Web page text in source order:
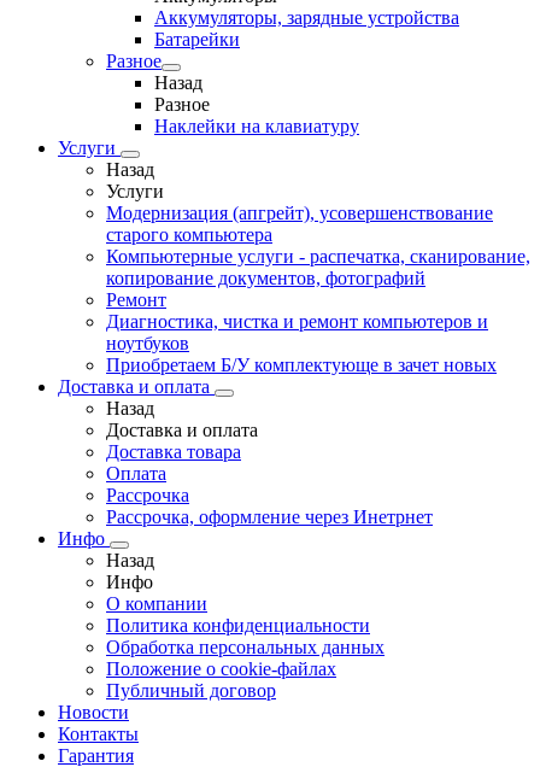
Аккумуляторы, зарядные устройства
Батарейки
Разное
Назад
Разное
Наклейки на клавиатуру
Услуги
Назад
Услуги
Модернизация (апгрейт), усовершенствование
старого компьютера
Компьютерные услуги - распечатка, сканирование,
копирование документов, фотографий
Ремонт
Диагностика, чистка и ремонт компьютеров и
ноутбуков
Приобретаем Б/У комплектующе в зачет новых
Доставка и оплата
Назад
Доставка и оплата
Доставка товара
Оплата
Рассрочка
Рассрочка, оформление через Инетрнет
Инфо
Назад
Инфо
О компании
Политика конфиденциальности
Обработка персональных данных
Положение о cookie-файлах
Публичный договор
Новости
Контакты
Гарантия